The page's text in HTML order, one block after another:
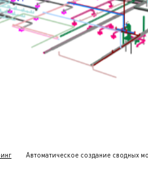
Автоматическое создание сводных